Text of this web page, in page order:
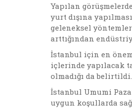
Yapılan
yurt dışına
geleneksel
arttığından
İstanbul için en
içlerinde yapılacak
olmadığı da
İstanbul Umumi
uygun koşullarda